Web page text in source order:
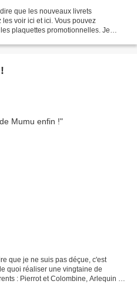
que les nouveaux livrets
voir ici et ici. Vous pouvez
plaquettes promotionnelles. Je
que je ne suis pas déçue, c'est
quoi réaliser une vingtaine de
: Pierrot et Colombine, Arlequin et